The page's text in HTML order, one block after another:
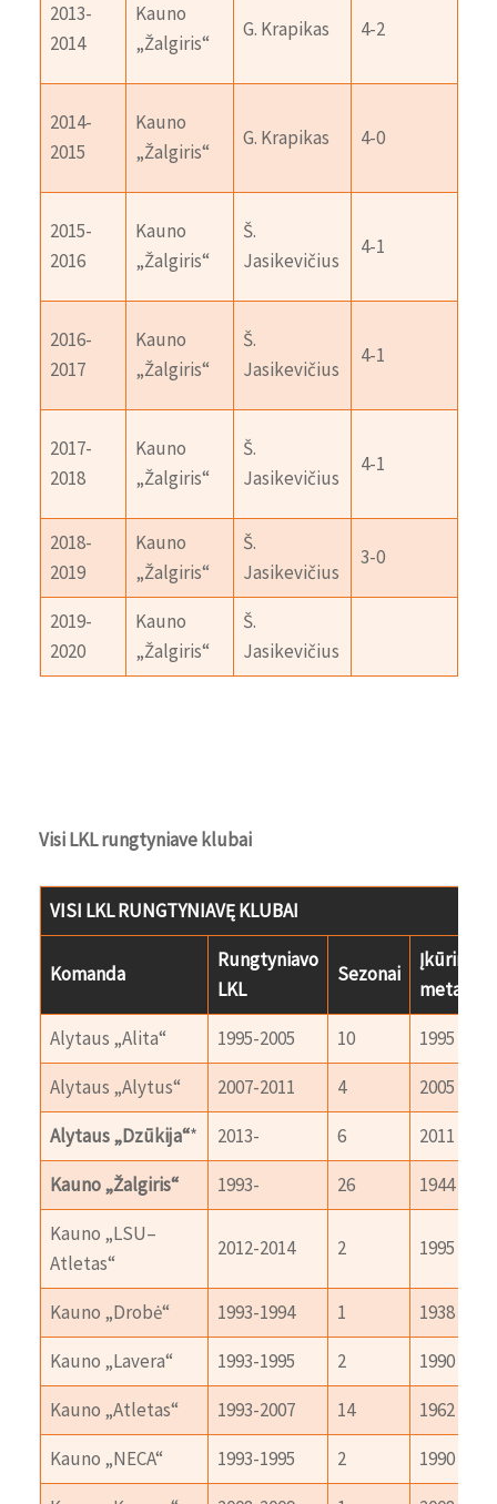
2013-
2014
Kauno
„Žalgiris“
G. Krapikas 4-2
2014-
2015
Kauno
„Žalgiris“
G. Krapikas 4-0
2015-
2016
Kauno
„Žalgiris“
Š.
Jasikevičius
4-1
2016-
2017
Kauno
„Žalgiris“
Š.
Jasikevičius
4-1
2017-
2018
Kauno
„Žalgiris“
Š.
Jasikevičius
4-1
2018-
2019
Kauno
„Žalgiris“
Š.
Jasikevičius
3-0
2019-
2020
Kauno
„Žalgiris“
Š.
Jasikevičius
Visi LKL rungtyniave klubai
VISI LKL RUNGTYNIAVĘ KLUBAI
Komanda
Rungtyniavo
LKL
Sezonai
Įkūrimo
metai
Alytaus „Alita“
1995-2005 10
1995
Alytaus „Alytus“
2007-2011 4
2005
Alytaus „Dzūkija“* 2013- 6
2011
Kauno „Žalgiris“
1993- 26
1944
Kauno „LSU–
Atletas“
2012-2014 2 1995
Kauno „Drobė“ 1993-1994 1
1938
Kauno „Lavera“
1993-1995 2
1990
Kauno „Atletas“
1993-2007 14
1962
Kauno „NECA“
1993-1995 2
1990